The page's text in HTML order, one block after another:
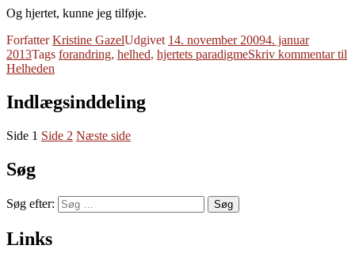
Og hjertet, kunne jeg tilføje.
ForfatterKristine GazelUdgivet 14. november 20094. januar
2013Tags forandring, helhed, hjertets paradigmeSkriv kommentartil
Helheden
Indlægsinddeling
Side 1 Side 2 Næste side
Søg
Søg efter: Søg
Links